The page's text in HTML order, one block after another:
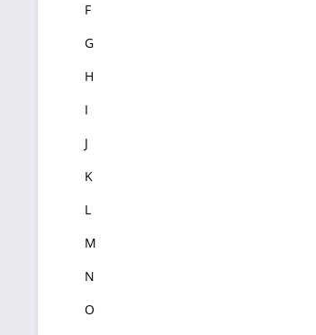
F
G
H
I
J
K
L
M
N
O